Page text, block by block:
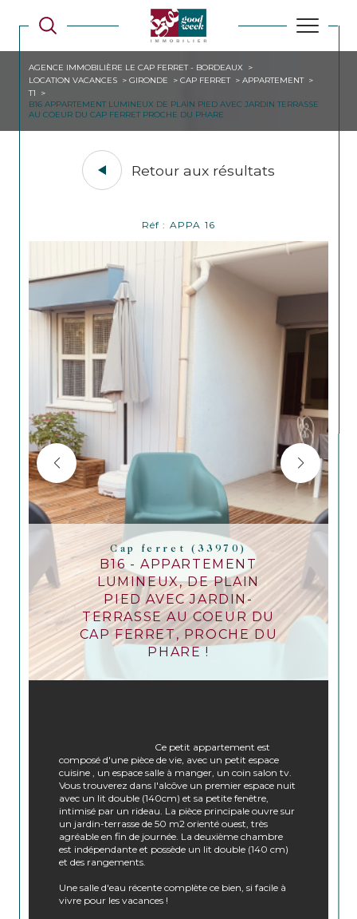
AGENCE IMMOBILIÈRE LE CAP FERRET - BORDEAUX
LOCATION VACANCES
GIRONDE CAP FERRET
APPARTEMENT
T1
B16 APPARTEMENT LUMINEUX DE PLAIN PIED AVEC JARDIN TERRASSE
AU COEUR DU CAP FERRET PROCHE DU PHARE
Retour aux résultats
Réf : APPA 16
Cap ferret (33970)
B16 - APPARTEMENT
LUMINEUX, DE PLAIN
PIED AVEC JARDIN-
TERRASSE AU COEUR DU
CAP FERRET, PROCHE DU
PHARE !
composé d'une pièce de vie, avec un petit espace
cuisine , un espace salle à manger, un coin salon tv.
Vous trouverez dans l'alcôve un premier espace nuit
avec un lit double (140cm) et sa petite fenêtre,
intimisé par un rideau. La pièce principale ouvre sur
un jardin-terrasse de 50 m2 orienté ouest, très
agréable en fin de journée. La deuxième chambre
est indépendante et possède un lit double (140 cm)
et des rangements.
Une salle d'eau récente complète ce bien, si facile à
vivre pour les vacances !